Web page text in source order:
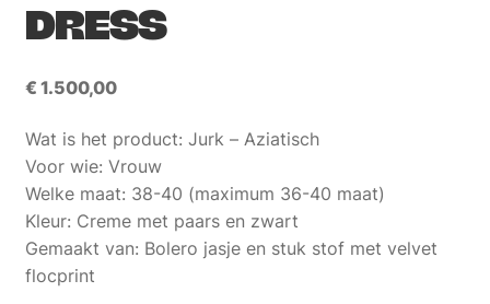
DRESS
€ 1.500,00
Wat is het product: Jurk – Aziatisch
Voor wie: Vrouw
Welke maat: 38-40 (maximum 36-40 maat)
Kleur: Creme met paars en zwart
Gemaakt van: Bolero jasje en stuk stof met velvet
flocprint